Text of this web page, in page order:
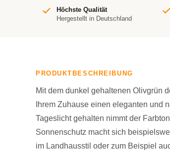
Höchste Qualität
Hergestellt in Deutschland
PRODUKTBESCHREIBUNG
Mit dem dunkel gehaltenen Olivgrün
Ihrem Zuhause einen eleganten und
Tageslicht gehalten nimmt der
Sonnenschutz macht sich
im Landhausstil oder zum Beispiel